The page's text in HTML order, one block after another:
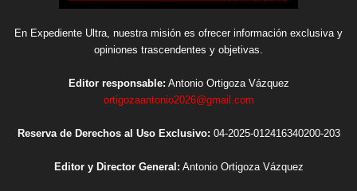
En Expediente Ultra, nuestra misión es ofrecer información exclusiva y
opiniones trascendentes y objetivas.
Editor responsable: Antonio Ortigoza Vázquez
ortigozaantonio2026@gmail.com
Reserva de Derechos al Uso Exclusivo: 04-2025-012416340200-203
Editor y Director General: Antonio Ortigoza Vázquez